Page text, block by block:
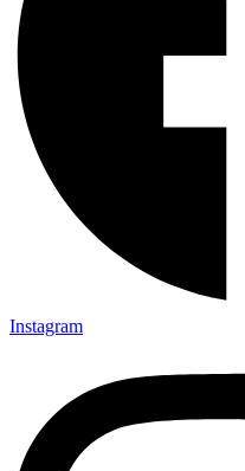
Instagram